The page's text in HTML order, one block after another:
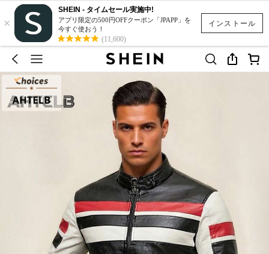
インストール
×
SHEIN - タイムセール実施中!
アプリ限定の500円OFFクーポン「JPAPP」を
今すぐ使おう！
(11,600)